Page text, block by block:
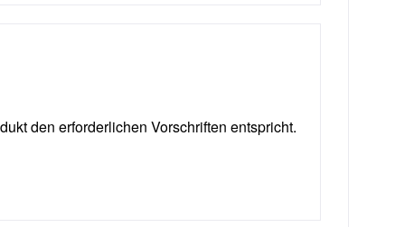
den erforderlichen Vorschriften entspricht.